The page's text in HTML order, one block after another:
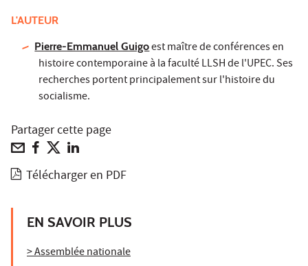
L'AUTEUR
Pierre-Emmanuel Guigoest maître de conférences en
histoire contemporaine à la faculté LLSH de l'UPEC. Ses
recherches portent principalement sur l'histoire du
socialisme.
Partager cette page
Télécharger en PDF
EN SAVOIR PLUS
> Assemblée nationale